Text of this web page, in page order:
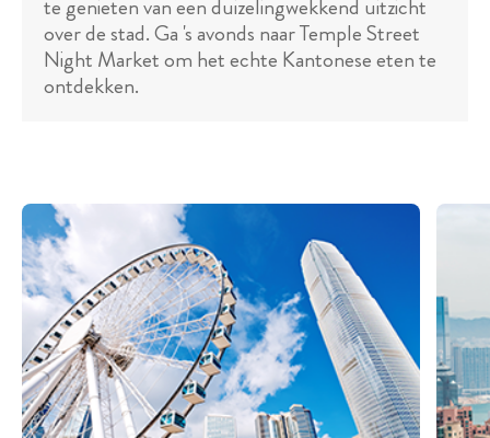
te genieten van een duizelingwekkend uitzicht
over de stad. Ga 's avonds naar Temple Street
Night Market om het echte Kantonese eten te
ontdekken.